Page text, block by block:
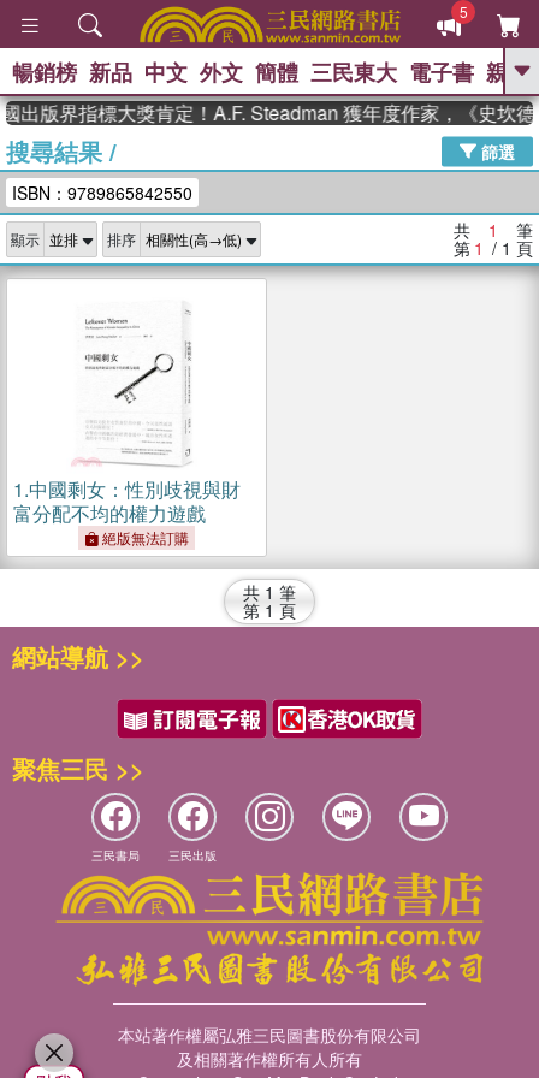
5
GO
The Odyssey 、
父親節 、 如果歷史是一群喵 、 暑期
念華 、 台灣的李登輝時代 、 數學女
孩：黎曼猜想
偉大的迷走神經
暢銷榜 新品 中文 外文 簡體 三民東大 電子書 親子
出版界指標大獎肯定！A.F. Steadman 獲年度作家，《史坎
搜尋結果/
篩選
ISBN：9789865842550
顯示 排序 共 1 筆
第 1 / 1 頁
1.中國剩女：性別歧視與財
富分配不均的權力遊戲
絕版無法訂購
共 1 筆
第 1 頁
網站導航 >>
聚焦三民 >>
三民書局 三民出版
本站著作權屬弘雅三民圖書股份有限公司
及相關著作權所有人所有